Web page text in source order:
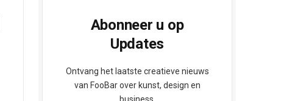
Abonneer u op
Updates
Ontvang het laatste creatieve nieuws
van FooBar over kunst, design en